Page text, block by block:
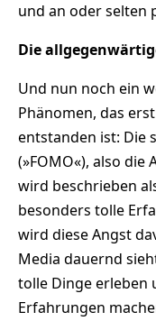
und an oder selten
Die
Und nun noch ein
Phänomen, das
entstanden ist: Die
(»FOMO«), also die
wird beschrieben
besonders tolle
wird diese Angst
Media dauernd
tolle Dinge erleben
Erfahrungen